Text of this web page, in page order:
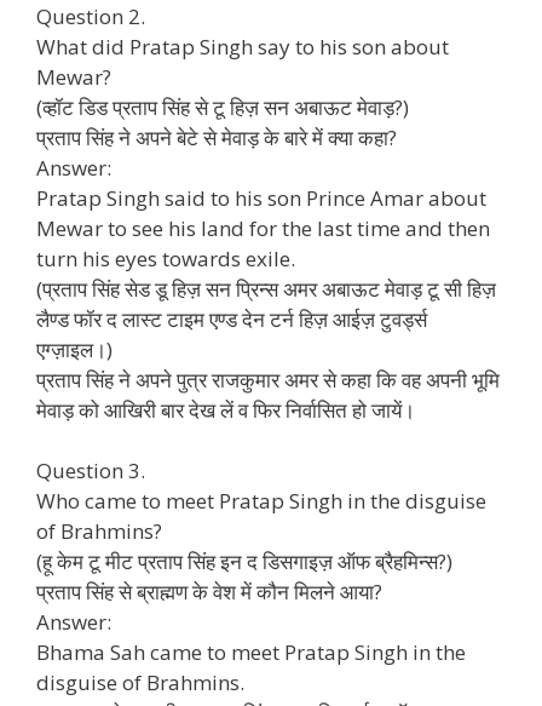
Question 2.
What did Pratap Singh say to his son about
Mewar?
(व्हॉट डिड प्रताप सिंह से टू हिज़ सन अबाऊट मेवाड़?)
प्रताप सिंह ने अपने बेटे से मेवाड़ के बारे में क्या कहा?
Answer:
Pratap Singh said to his son Prince Amar about
Mewar to see his land for the last time and then
turn his eyes towards exile.
(प्रताप सिंह सेड डू हिज़ सन प्रिन्स अमर अबाऊट मेवाड़ टू सी हिज़
लैण्ड फॉर द लास्ट टाइम एण्ड देन टर्न हिज़ आईज़ टुवर्ड्स
एग्ज़ाइल।)
प्रताप सिंह ने अपने पुत्र राजकुमार अमर से कहा कि वह अपनी भूमि
मेवाड़ को आखिरी बार देख लें व फिर निर्वासित हो जायें।
Question 3.
Who came to meet Pratap Singh in the disguise
of Brahmins?
(हू केम टू मीट प्रताप सिंह इन द डिसगाइज़ ऑफ ब्रैहमिन्स?)
प्रताप सिंह से ब्राह्मण के वेश में कौन मिलने आया?
Answer:
Bhama Sah came to meet Pratap Singh in the
disguise of Brahmins.